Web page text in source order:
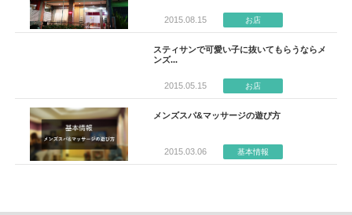
2015.08.15 お店
スティサンで可愛い子に抜いてもらうならメ
ンズ...
2015.05.15 お店
メンズスパ&マッサージの遊び方
2015.03.06 基本情報